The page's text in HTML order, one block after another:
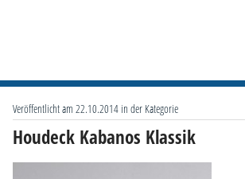
Veröffentlicht am 22.10.2014 in der Kategorie
Houdeck Kabanos Klassik